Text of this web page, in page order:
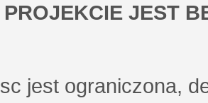
JEST
jest ograniczona,